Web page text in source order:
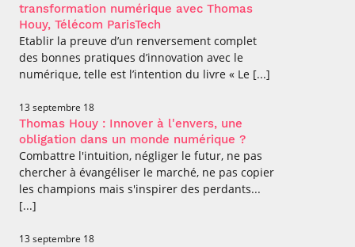
transformation numérique avec Thomas
Houy, Télécom ParisTech
Etablir la preuve d’un renversement complet
des bonnes pratiques d’innovation avec le
numérique, telle est l’intention du livre « Le [...]
13 septembre 18
Thomas Houy : Innover à l'envers, une
obligation dans un monde numérique ?
Combattre l'intuition, négliger le futur, ne pas
chercher à évangéliser le marché, ne pas copier
les champions mais s'inspirer des perdants...
[...]
13 septembre 18